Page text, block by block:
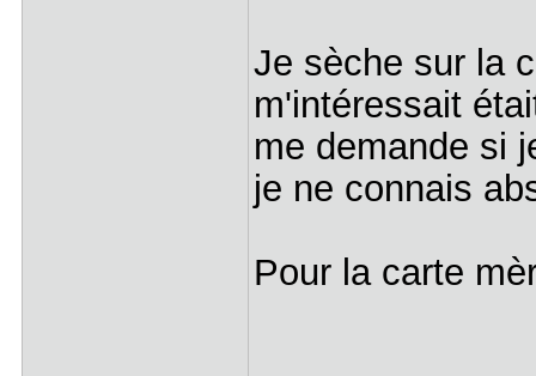
Je sèche sur la
m'intéressait
me demande si
je ne connais
Pour la carte